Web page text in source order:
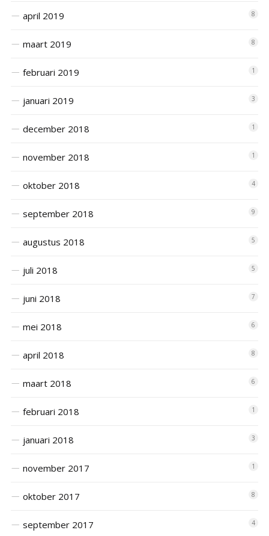
april 2019 8
maart 2019 8
februari 2019 1
januari 2019 3
december 2018 1
november 2018 1
oktober 2018 4
september 2018 9
augustus 2018 5
juli 2018 5
juni 2018 7
mei 2018 6
april 2018 8
maart 2018 6
februari 2018 1
januari 2018 3
november 2017 1
oktober 2017 8
september 2017 4